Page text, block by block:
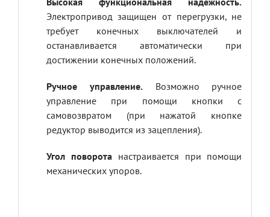
Электропривод защищен от перегрузки, не
требует конечных выключателей и
останавливается автоматически при
достижении конечных положений.
Ручное управление.Возможно ручное
управление при помощи кнопки с
самовозвратом (при нажатой кнопке
редуктор выводится из зацепления).
Угол поворотанастраивается при помощи
механических упоров.